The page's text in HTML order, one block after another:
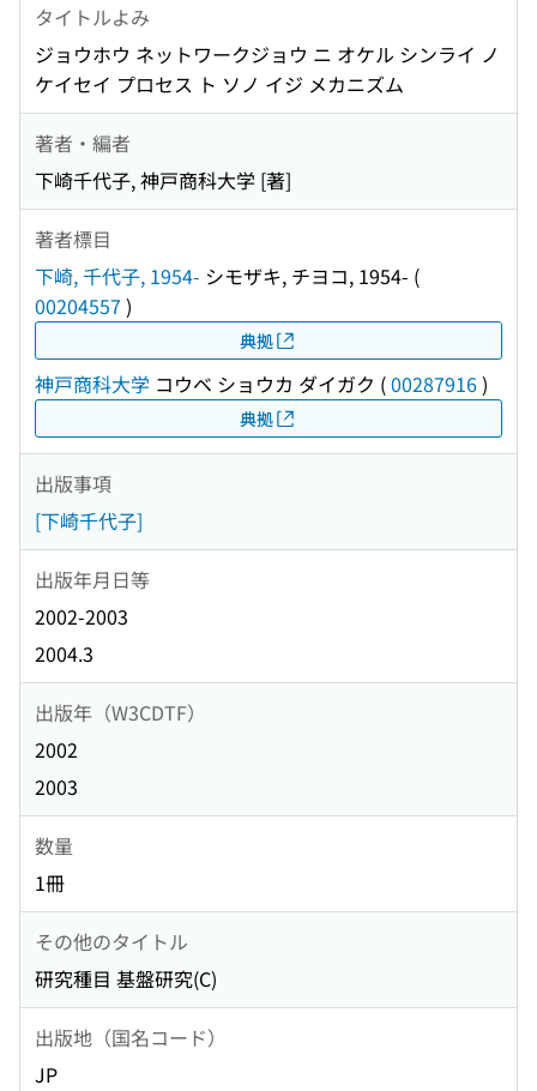
タイトルよみ
ジョウホウ ネットワークジョウ ニ オケル シンライ ノ
ケイセイ プロセス ト ソノ イジ メカニズム
著者・編者
下崎千代子, 神戸商科大学 [著]
著者標目
下崎, 千代子, 1954- シモザキ, チヨコ, 1954- (
00204557 )
典拠
神戸商科大学 コウベ ショウカ ダイガク (00287916)
典拠
出版事項
[下崎千代子]
出版年月日等
2002-2003
2004.3
出版年（W3CDTF）
2002
2003
数量
1冊
その他のタイトル
研究種目 基盤研究(C)
出版地（国名コード）
JP